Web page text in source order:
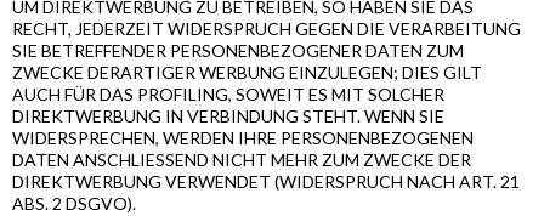
UM DIREKTWERBUNG ZU BETREIBEN, SO HABEN SIE DAS
RECHT, JEDERZEIT WIDERSPRUCH GEGEN DIE VERARBEITUNG
SIE BETREFFENDER PERSONENBEZOGENER DATEN ZUM
ZWECKE DERARTIGER WERBUNG EINZULEGEN; DIES GILT
AUCH FÜR DAS PROFILING, SOWEIT ES MIT SOLCHER
DIREKTWERBUNG IN VERBINDUNG STEHT. WENN SIE
WIDERSPRECHEN, WERDEN IHRE PERSONENBEZOGENEN
DATEN ANSCHLIESSEND NICHT MEHR ZUM ZWECKE DER
DIREKTWERBUNG VERWENDET (WIDERSPRUCH NACH ART. 21
ABS. 2 DSGVO).